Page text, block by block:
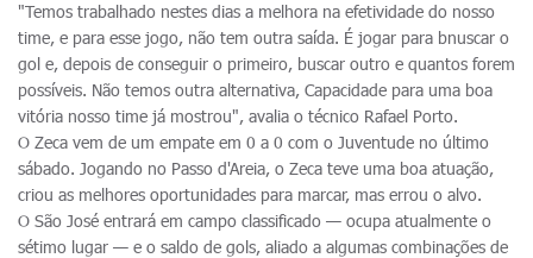
"Temos trabalhado nestes dias a melhora na efetividade do nosso
time, e para esse jogo, não tem outra saída. É jogar para bnuscar o
gol e, depois de conseguir o primeiro, buscar outro e quantos forem
possíveis. Não temos outra alternativa, Capacidade para uma boa
vitória nosso time já mostrou", avalia o técnico Rafael Porto.
O Zeca vem de um empate em 0 a 0 com o Juventude no último
sábado. Jogando no Passo d'Areia, o Zeca teve uma boa atuação,
criou as melhores oportunidades para marcar, mas errou o alvo.
O São José entrará em campo classificado — ocupa atualmente o
sétimo lugar — e o saldo de gols, aliado a algumas combinações de